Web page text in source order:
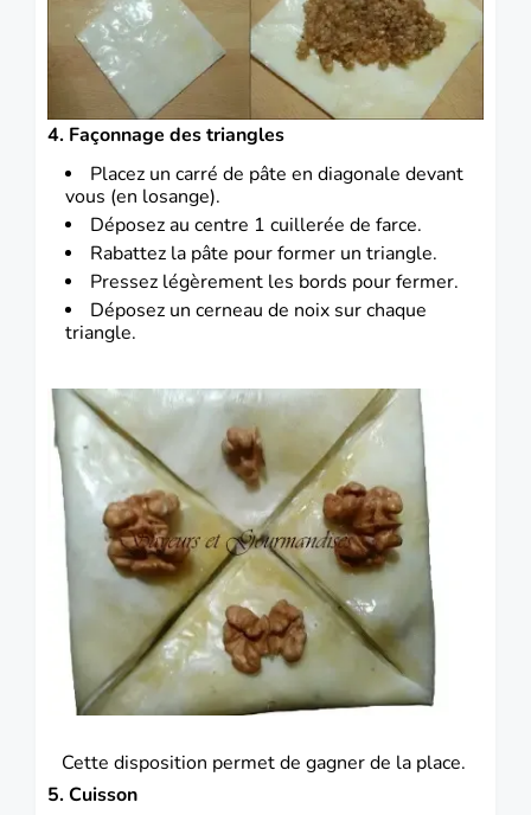
4. Façonnage des triangles
Placez un carré de pâte en diagonale devant
vous (en losange).
Déposez au centre 1 cuillerée de farce.
Rabattez la pâte pour former un triangle.
Pressez légèrement les bords pour fermer.
Déposez un cerneau de noix sur chaque
triangle.
Cette disposition permet de gagner de la place.
5. Cuisson